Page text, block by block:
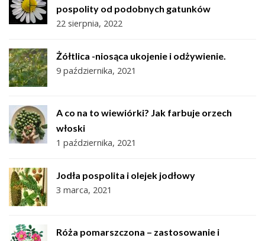
pospolity od podobnych gatunków
22 sierpnia, 2022
Żółtlica -niosąca ukojenie i odżywienie.
9 października, 2021
A co na to wiewiórki? Jak farbuje orzech
włoski
1 października, 2021
Jodła pospolita i olejek jodłowy
3 marca, 2021
Róża pomarszczona – zastosowanie i